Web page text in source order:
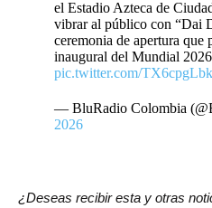
el Estadio Azteca de
vibrar al público con “Dai
ceremonia de apertura que
inaugural del Mundial
pic.twitter.com/
— BluRadio Colombia
2026
¿Deseas recibir esta y otras